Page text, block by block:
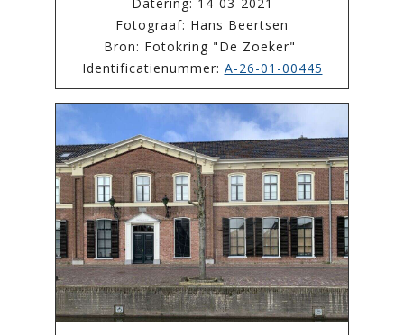
Datering: 14-03-2021
Fotograaf: Hans Beertsen
Bron: Fotokring "De Zoeker"
Identificatienummer: A-26-01-00445